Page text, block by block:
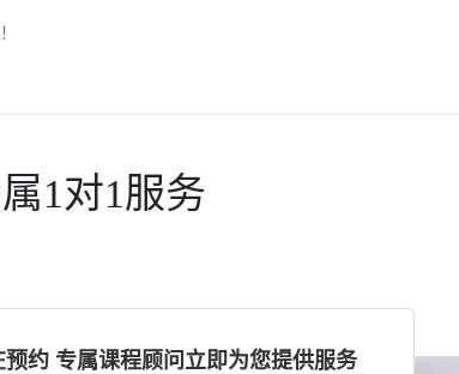
1对1服务
预约 专属课程顾问立即为您提供服务